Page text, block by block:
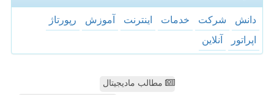
دانش شركت خدمات اینترنت آموزش
رپورتاژ
اپراتور
آنلاین
مطالب مادیجیتال